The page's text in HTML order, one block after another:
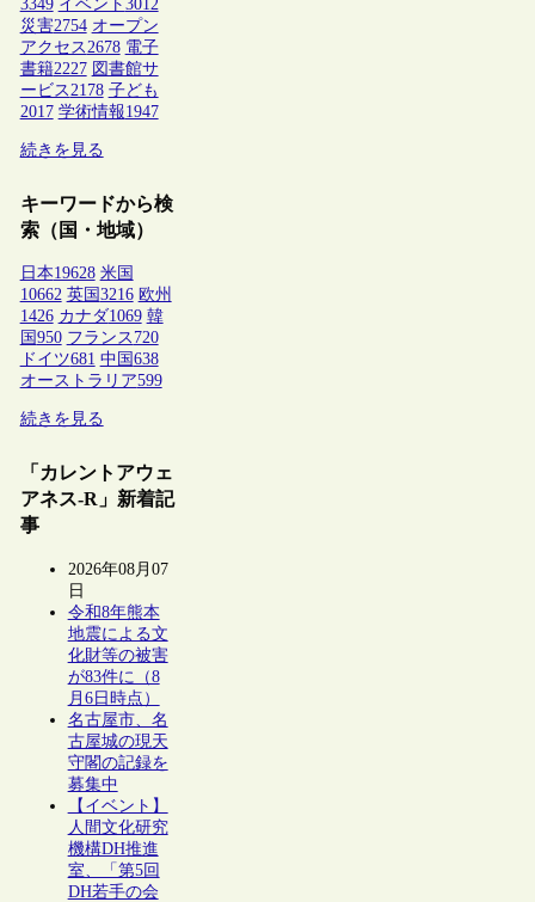
3349 イベント 3012
災害2754 オープン
アクセス 2678 電子
書籍2227 図書館サ
ービス 2178 子ども
2017 学術情報1947
続きを見る
キーワードから検
索（国・地域）
日本19628 米国
10662 英国 3216 欧州
1426 カナダ1069 韓
国 950 フランス 720
ドイツ681 中国 638
オーストラリア599
続きを見る
「カレントアウェ
アネス-R」新着記
事
2026年08月07
日
令和8年熊本
地震による文
化財等の被害
が83件に（8
月6日時点）
名古屋市、名
古屋城の現天
守閣の記録を
募集中
【イベント】
人間文化研究
機構DH推進
室、「第5回
DH若手の会